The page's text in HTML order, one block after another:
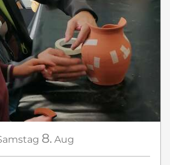
8. Aug